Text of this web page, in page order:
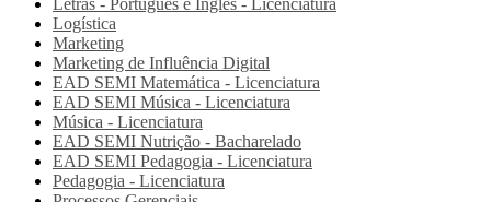
Logística
Marketing
Marketing de Influência Digital
EAD SEMI Matemática - Licenciatura
EAD SEMI Música - Licenciatura
Música - Licenciatura
EAD SEMI Nutrição - Bacharelado
EAD SEMI Pedagogia - Licenciatura
Pedagogia - Licenciatura